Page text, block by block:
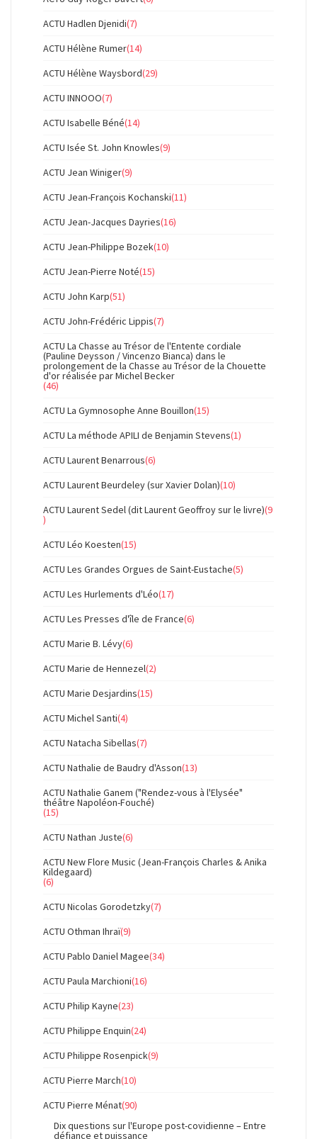
ACTU Hadlen Djenidi(7)
ACTU Hélène Rumer(14)
ACTU Hélène Waysbord(29)
ACTU INNOOO(7)
ACTU Isabelle Béné(14)
ACTU Isée St. John Knowles(9)
ACTU Jean Winiger(9)
ACTU Jean-François Kochanski(11)
ACTU Jean-Jacques Dayries(16)
ACTU Jean-Philippe Bozek(10)
ACTU Jean-Pierre Noté(15)
ACTU John Karp(51)
ACTU John-Frédéric Lippis(7)
ACTU La Chasse au Trésor de l'Entente cordiale
(Pauline Deysson / Vincenzo Bianca) dans le
prolongement de la Chasse au Trésor de la Chouette
d'or réalisée par Michel Becker
(46)
ACTU La Gymnosophe Anne Bouillon(15)
ACTU La méthode APILI de Benjamin Stevens(1)
ACTU Laurent Benarrous(6)
ACTU Laurent Beurdeley (sur Xavier Dolan)(10)
ACTU Laurent Sedel (dit Laurent Geoffroy sur le livre)(9
)
ACTU Léo Koesten(15)
ACTU Les Grandes Orgues de Saint-Eustache(5)
ACTU Les Hurlements d'Léo(17)
ACTU Les Presses d'île de France(6)
ACTU Marie B. Lévy(6)
ACTU Marie de Hennezel(2)
ACTU Marie Desjardins(15)
ACTU Michel Santi(4)
ACTU Natacha Sibellas(7)
ACTU Nathalie de Baudry d'Asson(13)
ACTU Nathalie Ganem ("Rendez-vous à l'Elysée"
théâtre Napoléon-Fouché)
(15)
ACTU Nathan Juste(6)
ACTU New Flore Music (Jean-François Charles & Anika
Kildegaard)
(6)
ACTU Nicolas Gorodetzky(7)
ACTU Othman Ihraï(9)
ACTU Pablo Daniel Magee(34)
ACTU Paula Marchioni(16)
ACTU Philip Kayne(23)
ACTU Philippe Enquin(24)
ACTU Philippe Rosenpick(9)
ACTU Pierre March(10)
ACTU Pierre Ménat(90)
Dix questions sur l'Europe post-covidienne – Entre
défiance et puissance